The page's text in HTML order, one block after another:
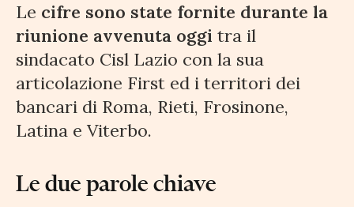
Le cifre sono state fornite durante la
riunione avvenuta oggi tra il
sindacato Cisl Lazio con la sua
articolazione First ed i territori dei
bancari di Roma, Rieti, Frosinone,
Latina e Viterbo.
Le due parole chiave